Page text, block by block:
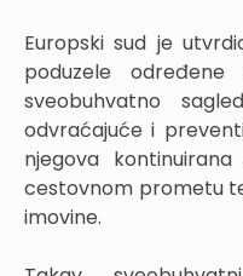
Europski sud je
poduzele
sveobuhvatno
odvraćajuće i
njegova
cestovnom prometu
imovine.